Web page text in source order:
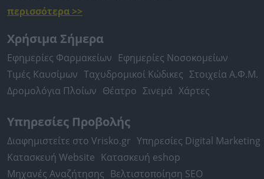
περισσότερα >>
Χρήσιμα Σήμερα
Εφημερίες Φαρμακείων Εφημερίες Νοσοκομείων
Τιμές Καυσίμων Ταχυδρομικοί Κώδικες Στοιχεία Α.Φ.Μ.
Δρομολόγια Πλοίων Θέατρο Σινεμά Χάρτες
Υπηρεσίες Προβολής
Διαφημιστείτε στο Vrisko.gr Υπηρεσίες Digital Marketing
Κατασκευή Website Κατασκευή eshop
Μηχανές Αναζήτησης Βελτιστοποίηση SEO